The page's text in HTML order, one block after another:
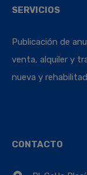
SERVICIOS
Publicación de
venta, alquiler y
nueva y
CONTACTO